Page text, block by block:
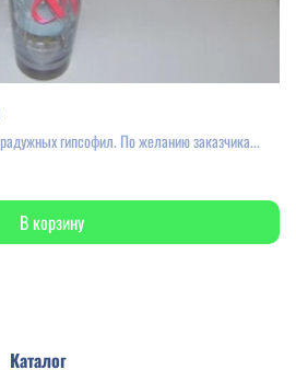
гипсофил. По желанию заказчика...
В корзину
Каталог